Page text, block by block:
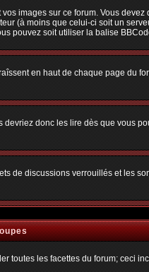
images sur ce forum. Vous
(à moins que celui-ci soit un
pouvez soit utiliser la balise
en haut de chaque page du
donc les lire dès que vous
de discussions verrouillés et les
toutes les facettes du forum; ceci